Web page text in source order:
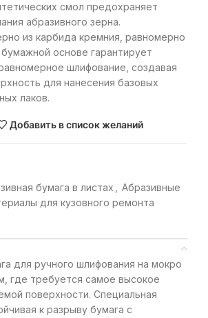
смол предохраняет
абразивного зерна.
из карбида кремния, равномерно
основе гарантирует
шлифование, создавая
для нанесения базовых
лаков.
Добавить в список желаний
бумага в листах
Абразивные
для кузовного ремонта
для ручного шлифования на мокро
где требуется самое высокое
поверхности. Специальная
к разрыву бумага с